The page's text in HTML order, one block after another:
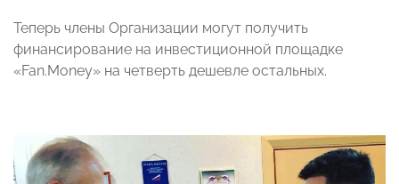
Теперь члены Организации могут получить
финансирование на инвестиционной площадке
«Fan.Money» на четверть дешевле остальных.